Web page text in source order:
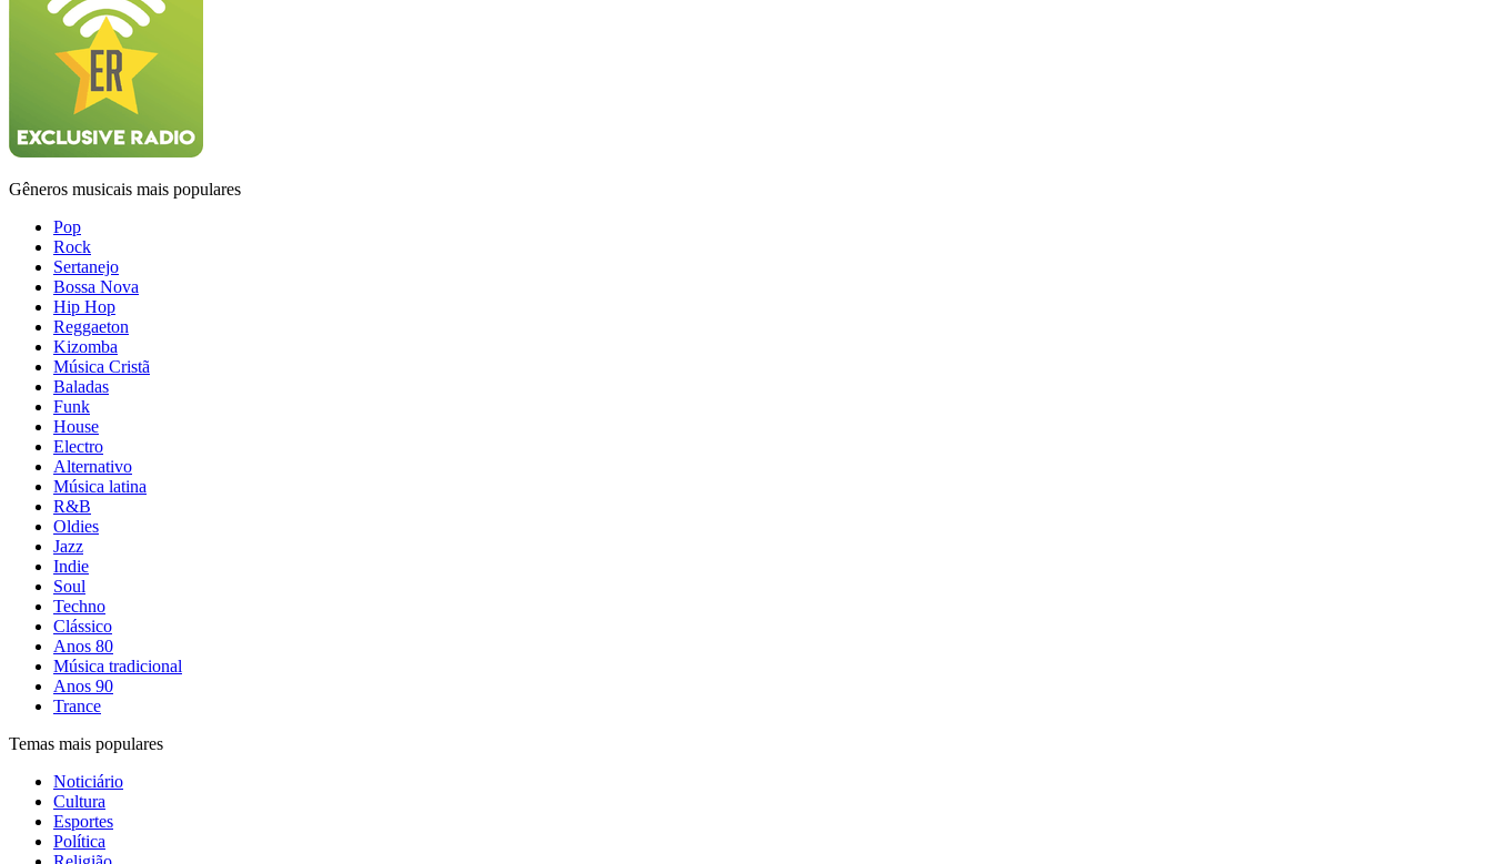
Gêneros musicais mais populares
Pop
Rock
Sertanejo
Bossa Nova
Hip Hop
Reggaeton
Kizomba
Música Cristã
Baladas
Funk
House
Electro
Alternativo
Música latina
R&B
Oldies
Jazz
Indie
Soul
Techno
Clássico
Anos 80
Música tradicional
Anos 90
Trance
Temas mais populares
Noticiário
Cultura
Esportes
Política